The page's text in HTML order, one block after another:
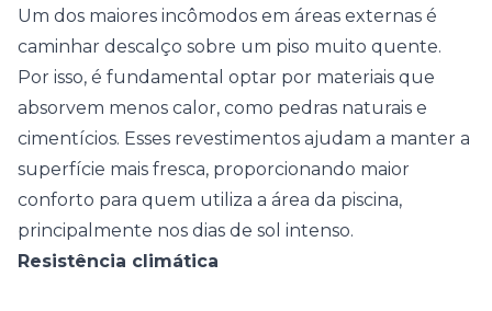
Um dos maiores incômodos em áreas externas é
caminhar descalço sobre um piso muito quente.
Por isso, é fundamental optar por materiais que
absorvem menos calor, como pedras naturais e
cimentícios. Esses revestimentos ajudam a manter a
superfície mais fresca, proporcionando maior
conforto para quem utiliza a área da piscina,
principalmente nos dias de sol intenso.
Resistência climática